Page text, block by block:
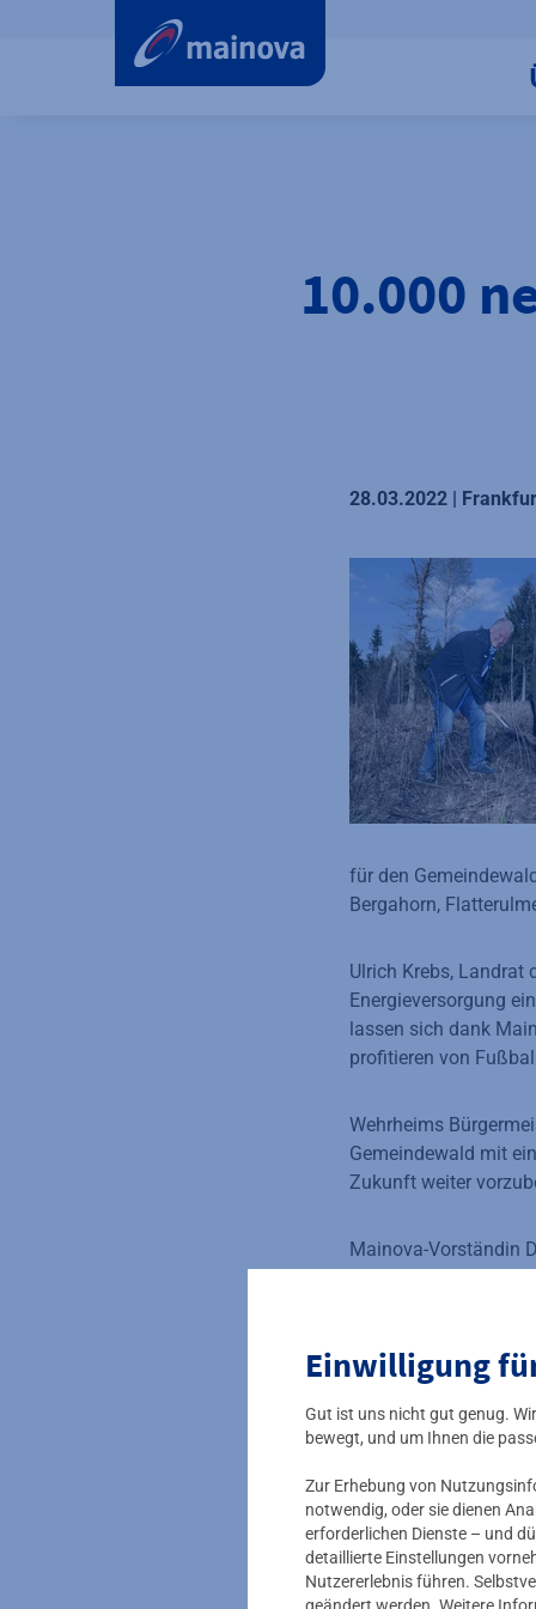
Einwilligung
Gut ist uns nicht gut genug.
bewegt, und um Ihnen die
Zur Erhebung von
notwendig, oder sie dienen
erforderlichen Dienste – und
detaillierte Einstellungen
Nutzererlebnis führen.
10.000
28.03.2022 |
für den
Bergahorn,
Ulrich Krebs, Landrat
Energieversorgung
lassen sich dank
profitieren von
Wehrheims
Gemeindewald mit
Zukunft weiter
Mainova-Vorständin
Trinkwasser.“
Heiner Rupsch,
kunden. Die Aktion
Laubbäumen den
Die 10.000